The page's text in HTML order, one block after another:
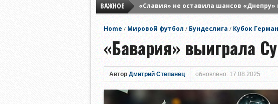
ВАЖНОЕ
«Славия» не оставила шансов
Home / Мировой футбол / Бундеслига / Кубок
«Бавария» выиграла
Автор Дмитрий Степанец обновлено: 17.08.2025